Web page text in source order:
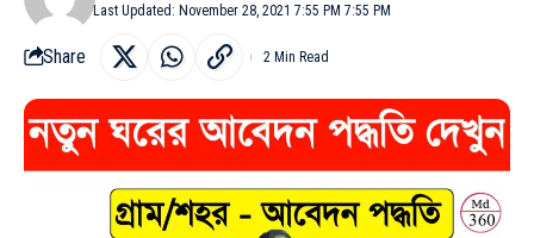
Last Updated: November 28, 2021 7:55 PM 7:55 PM
Share 2 Min Read